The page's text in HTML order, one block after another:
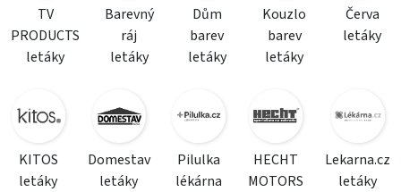
TV
PRODUCTS
letáky
Barevný
ráj
letáky
Dům
barev
letáky
Kouzlo
barev
letáky
Červa
letáky
KITOS
letáky
Domestav
letáky
Pilulka
lékárna
HECHT
MOTORS
Lekarna.cz
letáky